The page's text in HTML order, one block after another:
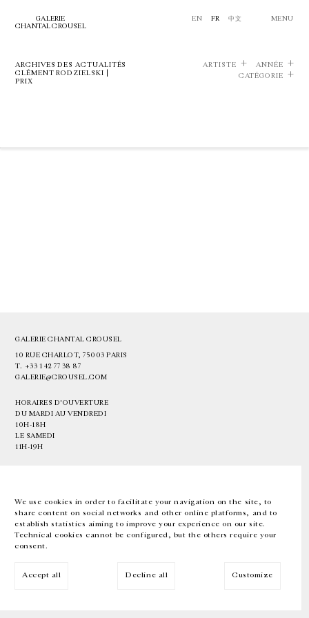
We use cookies in order to facilitate your navigation on the site, to
share content on social networks and other online platforms, and to
establish statistics aiming to improve your experience on our site.
Technical cookies cannot be configured, but the others require your
consent.
Accept all Decline all Customize
GALERIE
CHANTAL CROUSEL
EN FR 中文 MENU
ARCHIVES DES ACTUALITÉS
CLÉMENT RODZIELSKI |
PRIX
ARTISTE
ANNÉE
CATÉGORIE
GALERIE CHANTAL CROUSEL
10 RUE CHARLOT, 75003 PARIS
T. +33 1 42 77 38 87
GALERIE@CROUSEL.COM
HORAIRES D'OUVERTURE
DU MARDI AU VENDREDI
10H-18H
LE SAMEDI
11H-19H
EN FR 中文 Facebook Instagram
Inscrivez-vous à notre newsletter